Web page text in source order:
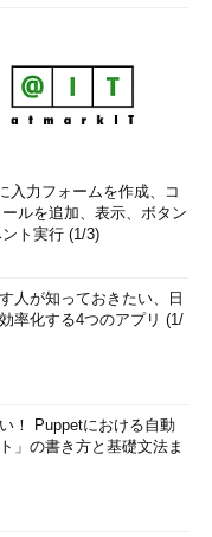
入力フォームを作成、コ
ルを追加、表示、ボタン
ト実行 (1/3)
人が知っておきたい、日
率化する4つのアプリ (1/
！ Puppetにおける自動
」の書き方と基礎文法ま